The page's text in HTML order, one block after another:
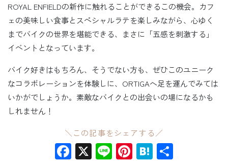
ROYAL ENFIELDの新作に触れることができるこの機会。カフ
ェの美味しい食事とスペシャルラテを楽しみながら、心ゆく
までバイクの世界を堪能できる、まさに「五感を刺激する」
イベントとなっています。
バイク好きはもちろん、そうでない方も、ぜひこのユニーク
なコラボレーションを体験しに、ORTIGAへ足を運んでみては
いかがでしょうか。素敵なバイクとの出会いの場になるかも
しれません！
＼この記事をシェアする／
Facebook
X LinePinterest
Hatena